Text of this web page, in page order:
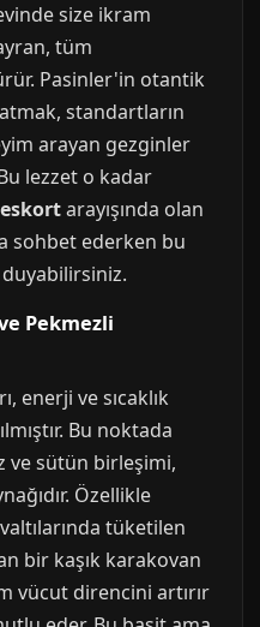
size ikram
tüm
Pasinler'in otantik
standartların
arayan gezginler
lezzet o kadar
arayışında olan
sohbet ederken bu
Pekmezli
enerji ve sıcaklık
Bu noktada
ve sütün birleşimi,
Özellikle
tüketilen
bir kaşık karakovan
vücut direncini artırır